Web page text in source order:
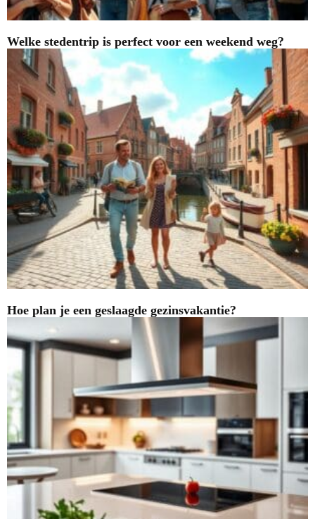
Welke stedentrip is perfect voor een weekend weg?
Hoe plan je een geslaagde gezinsvakantie?